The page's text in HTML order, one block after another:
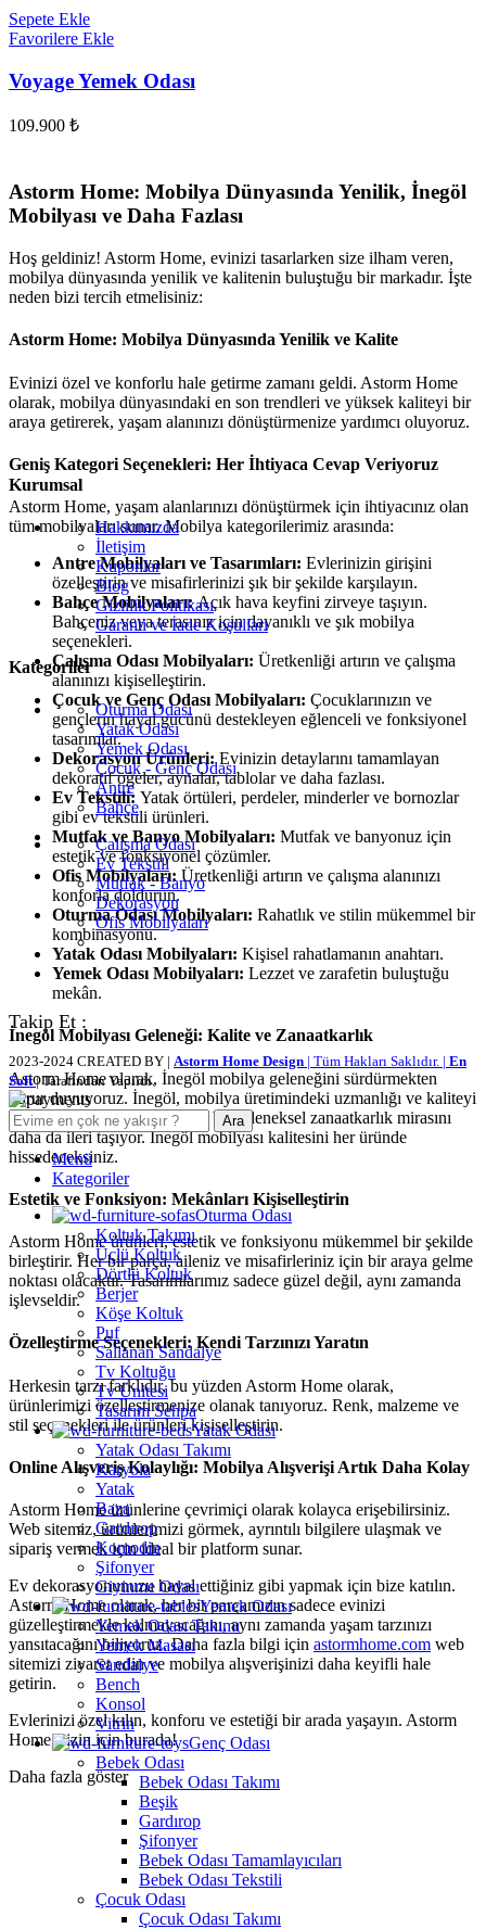
Sepete Ekle
Favorilere Ekle
Voyage Yemek Odası
109.900 ₺
Astorm Home: Mobilya Dünyasında Yenilik, İnegöl
Mobilyası ve Daha Fazlası
Hoş geldiniz! Astorm Home, evinizi tasarlarken size ilham veren,
mobilya dünyasında yenilik ve kalitenin buluştuğu bir markadır. İşte
neden bizi tercih etmelisiniz:
Astorm Home: Mobilya Dünyasında Yenilik ve Kalite
Evinizi özel ve konforlu hale getirme zamanı geldi. Astorm Home
olarak, mobilya dünyasındaki en son trendleri ve yüksek kaliteyi bir
araya getirerek, yaşam alanınızı dönüştürmenize yardımcı oluyoruz.
Geniş Kategori Seçenekleri: Her İhtiyaca Cevap Veriyoruz
Astorm Home, yaşam alanlarınızı dönüştürmek için ihtiyacınız olan
tüm mobilyaları sunar. Mobilya kategorilerimiz arasında:
Antre Mobilyaları ve Tasarımları: Evlerinizin girişini
özelleştirin ve misafirlerinizi şık bir şekilde karşılayın.
Bahçe Mobilyaları:Açık hava keyfini zirveye taşıyın.
Bahçeniz veya terasınız için dayanıklı ve şık mobilya
seçenekleri.
Çalışma Odası Mobilyaları: Üretkenliği artırın ve çalışma
alanınızı kişiselleştirin.
Çocuk ve Genç Odası Mobilyaları: Çocuklarınızın ve
gençlerin hayal gücünü destekleyen eğlenceli ve fonksiyonel
tasarımlar.
Dekorasyon Ürünleri:Evinizin detaylarını tamamlayan
dekoratif öğeler, aynalar, tablolar ve daha fazlası.
Ev Tekstili: Yatak örtüleri, perdeler, minderler ve bornozlar
gibi ev tekstili ürünleri.
Mutfak ve Banyo Mobilyaları: Mutfak ve banyonuz için
estetik ve fonksiyonel çözümler.
Ofis Mobilyaları: Üretkenliği artırın ve çalışma alanınızı
konforla doldurun.
Oturma Odası Mobilyaları: Rahatlık ve stilin mükemmel bir
kombinasyonu.
Yatak Odası Mobilyaları: Kişisel rahatlamanın anahtarı.
Yemek Odası Mobilyaları: Lezzet ve zarafetin buluştuğu
mekân.
İnegöl Mobilyası Geleneği: Kalite ve Zanaatkarlık
Astorm Home olarak, İnegöl mobilya geleneğini sürdürmekten
gurur duyuyoruz. İnegöl, mobilya üretimindeki uzmanlığı ve kaliteyi
temsil ediyor. Her ürünümüz, bu geleneksel zanaatkarlık mirasını
daha da ileri taşıyor. İnegöl mobilyası kalitesini her üründe
hissedeceksiniz.
Estetik ve Fonksiyon: Mekânları Kişiselleştirin
Astorm Home ürünleri, estetik ve fonksiyonu mükemmel bir şekilde
birleştirir. Her bir parça, aileniz ve misafirleriniz için bir araya gelme
noktası olacaktır. Tasarımlarımız sadece güzel değil, aynı zamanda
işlevseldir.
Özelleştirme Seçenekleri: Kendi Tarzınızı Yaratın
Herkesin tarzı farklıdır, bu yüzden Astorm Home olarak,
ürünlerimizi özelleştirmenize olanak tanıyoruz. Renk, malzeme ve
stil seçenekleri ile ürünleri kişiselleştirin.
Online Alışveriş Kolaylığı: Mobilya Alışverişi Artık Daha Kolay
Astorm Home ürünlerine çevrimiçi olarak kolayca erişebilirsiniz.
Web sitemiz, ürünlerimizi görmek, ayrıntılı bilgilere ulaşmak ve
sipariş vermek için ideal bir platform sunar.
Ev dekorasyonunuzu hayal ettiğiniz gibi yapmak için bize katılın.
Astorm Home olarak, her bir parçamızın sadece evinizi
güzelleştirmekle kalmayacağını, aynı zamanda yaşam tarzınızı
yansıtacağını biliyoruz. Daha fazla bilgi için astormhome.com web
sitemizi ziyaret edin ve mobilya alışverişinizi daha keyifli hale
getirin.
Evlerinizi özel kılın, konforu ve estetiği bir arada yaşayın. Astorm
Home, sizin için burada!
Daha fazla göster
Kurumsal
Hakkımızda
İletişim
Kuponlar
Blog
Gizlilik Politikası
Garanti ve İade Koşulları
Kategoriler
Oturma Odası
Yatak Odası
Yemek Odası
Çocuk - Genç Odası
Antre
Bahçe
Çalışma Odası
Ev Tekstili
Mutfak - Banyo
Dekorasyon
Ofis Mobilyaları
Takip Et :
2023-2024 CREATED BY | Astorm Home Design | Tüm Hakları Saklıdır. | En
Soft| Tarafından Yapıldı.
Ara
Menü
Kategoriler
Oturma Odası
Koltuk Takımı
Üçlü Koltuk
Dörtlü Koltuk
Berjer
Köşe Koltuk
Puf
Sallanan Sandalye
Tv Koltuğu
Tv Ünitesi
Tasarım Sehpa
Yatak Odası
Yatak Odası Takımı
Karyola
Yatak
Baza
Gardırop
Komodin
Şifonyer
Giyinme Odası
Yemek Odası
Yemek Odası Takımı
Yemek Masası
Sandalye
Bench
Konsol
Vitrin
Genç Odası
Bebek Odası
Bebek Odası Takımı
Beşik
Gardırop
Şifonyer
Bebek Odası Tamamlayıcıları
Bebek Odası Tekstili
Çocuk Odası
Çocuk Odası Takımı